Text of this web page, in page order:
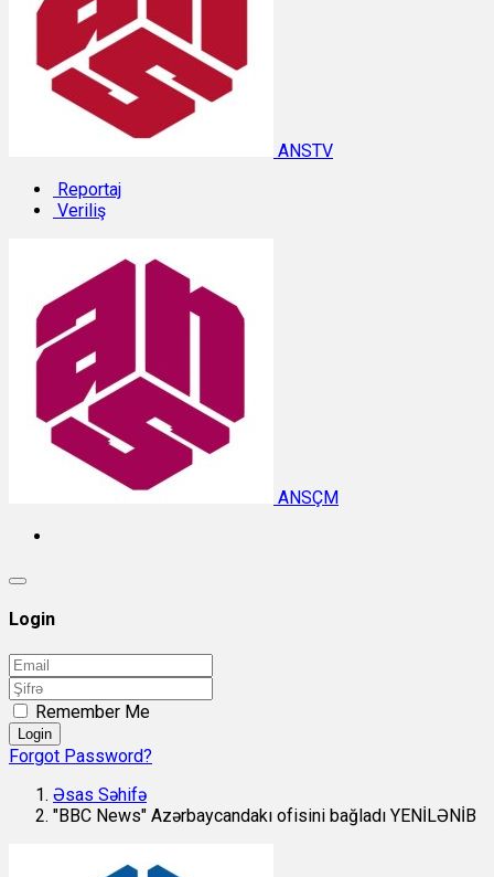
ANSTV
Reportaj
Veriliş
ANSÇM
Login
Remember Me
Login
Forgot Password?
Əsas Səhifə
"BBC News" Azərbaycandakı ofisini bağladı YENİLƏNİB